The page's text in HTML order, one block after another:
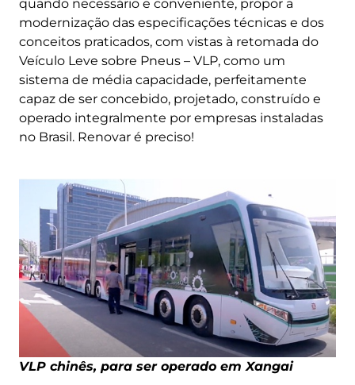
quando necessário e conveniente, propor a
modernização das especificações técnicas e dos
conceitos praticados, com vistas à retomada do
Veículo Leve sobre Pneus – VLP, como um
sistema de média capacidade, perfeitamente
capaz de ser concebido, projetado, construído e
operado integralmente por empresas instaladas
no Brasil. Renovar é preciso!
VLP chinês, para ser operado em Xangai